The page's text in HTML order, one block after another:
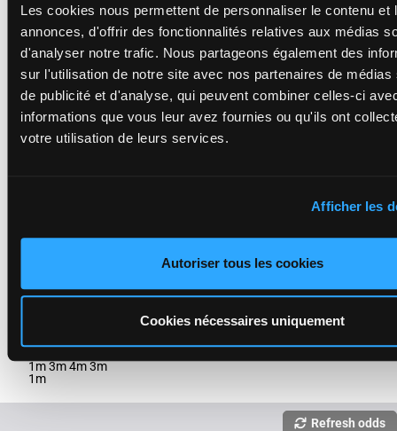
Les cookies nous permettent de personnaliser le contenu et
annonces, d'offrir des fonctionnalités relatives aux médias
d'analyser notre trafic. Nous partageons également des
sur l'utilisation de notre site avec nos partenaires de médias
de publicité et d'analyse, qui peuvent combiner celles-ci
informations que vous leur avez fournies ou qu'ils ont
votre utilisation de leurs services.
Afficher les
Autoriser tous les cookies
Cookies nécessaires uniquement
€249,960
1a 5a 4a 3a 2a
3a 8a
2a 3a 8a
KALIF LANDIA
Beauchene Th.
Grimault A.P.
M/5 - 3050m
1'10"8-
1'10"8
4m Dm
Mottier C.
1m 3m 4m 3m
1m
F/5 3050m €531,450
(24) 7m
5m 1m
3m 1m
Refresh odds